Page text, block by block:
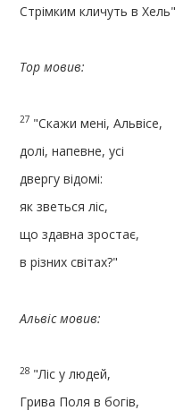
Стрімким кличуть в
Тор мовив:
27 "Скажи мені, Альвісе,
долі, напевне, усі
двергу відомі:
як зветься ліс,
що здавна зростає,
в різних світах?"
Альвіс мовив:
28 "Ліс у людей,
Грива Поля в богів,